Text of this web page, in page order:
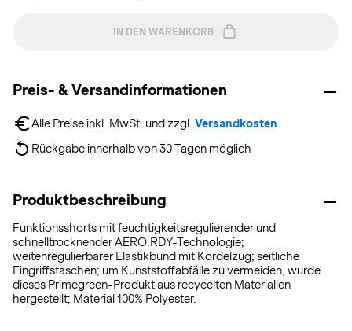
IN DEN WARENKORB
Preis- & Versandinformationen
Alle Preise inkl. MwSt. und zzgl. Versandkosten
Rückgabe innerhalb von 30 Tagen möglich
Produktbeschreibung
Funktionsshorts mit feuchtigkeitsregulierender und
schnelltrocknender AERO.RDY-Technologie;
weitenregulierbarer Elastikbund mit Kordelzug; seitliche
Eingriffstaschen; um Kunststoffabfälle zu vermeiden, wurde
dieses Primegreen-Produkt aus recycelten Materialien
hergestellt; Material 100% Polyester.